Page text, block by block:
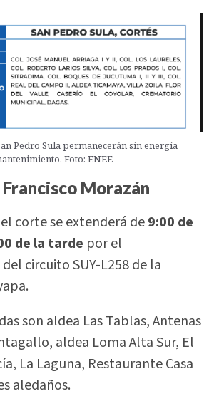
Pedro Sula permanecerán sin energía
Foto: ENEE
Morazán
corte se extenderá de9:00 de
de la tarde por el
circuito SUY-L258 de la
son aldea Las Tablas, Antenas
aldea Loma Alta Sur, El
La Laguna, Restaurante Casa
aledaños.